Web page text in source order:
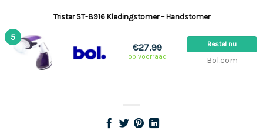
Tristar ST-8916 Kledingstomer – Handstomer
5
€27,99
op voorraad
Bestel nu
Bol.com